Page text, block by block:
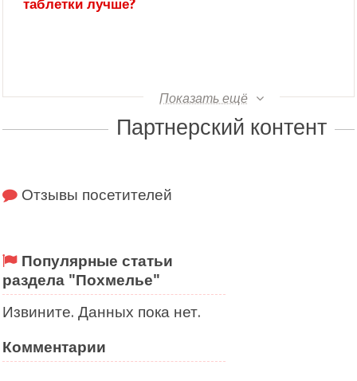
Показать ещё
Партнерский контент
Отзывы посетителей
Популярные статьи
раздела "Похмелье"
Извините. Данных пока нет.
Комментарии